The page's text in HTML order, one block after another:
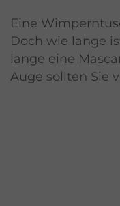
Eine
Doch wie lange
lange eine
Auge sollten Sie